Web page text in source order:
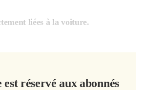
liées à la voiture.
réservé aux abonnés